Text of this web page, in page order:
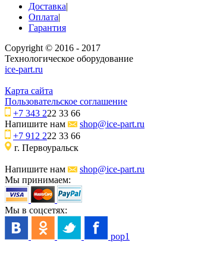
Доставка|
Оплата|
Гарантия
Copyright © 2016 - 2017
Технологическое оборудование
ice-part.ru
Карта сайта
Пользовательское соглашение
+7 343 222 33 66
Напишите нам
shop@ice-part.ru
+7 912 222 33 66
г. Первоуральск
Напишите нам
shop@ice-part.ru
Мы принимаем:
Мы в соцсетях:
pop1